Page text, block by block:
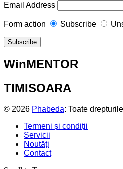
Email Address
Form action Subscribe
WinMENTOR
TIMISOARA
© 2026 Phabeda: Toate
Termeni și condiții
Servicii
Noutăți
Contact